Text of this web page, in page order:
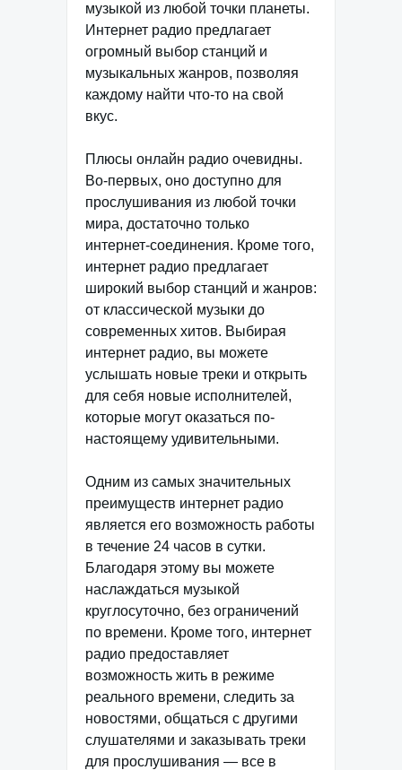
музыкой из любой точки планеты.
Интернет радио предлагает
огромный выбор станций и
музыкальных жанров, позволяя
каждому найти что-то на свой
вкус.
Плюсы онлайн радио очевидны.
Во-первых, оно доступно для
прослушивания из любой точки
мира, достаточно только
интернет-соединения. Кроме того,
интернет радио предлагает
широкий выбор станций и жанров:
от классической музыки до
современных хитов. Выбирая
интернет радио, вы можете
услышать новые треки и открыть
для себя новые исполнителей,
которые могут оказаться по-
настоящему удивительными.
Одним из самых значительных
преимуществ интернет радио
является его возможность работы
в течение 24 часов в сутки.
Благодаря этому вы можете
наслаждаться музыкой
круглосуточно, без ограничений
по времени. Кроме того, интернет
радио предоставляет
возможность жить в режиме
реального времени, следить за
новостями, общаться с другими
слушателями и заказывать треки
для прослушивания — все в